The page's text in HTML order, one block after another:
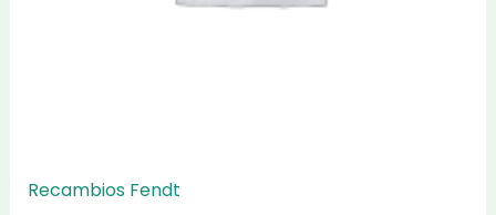
Recambios Fendt